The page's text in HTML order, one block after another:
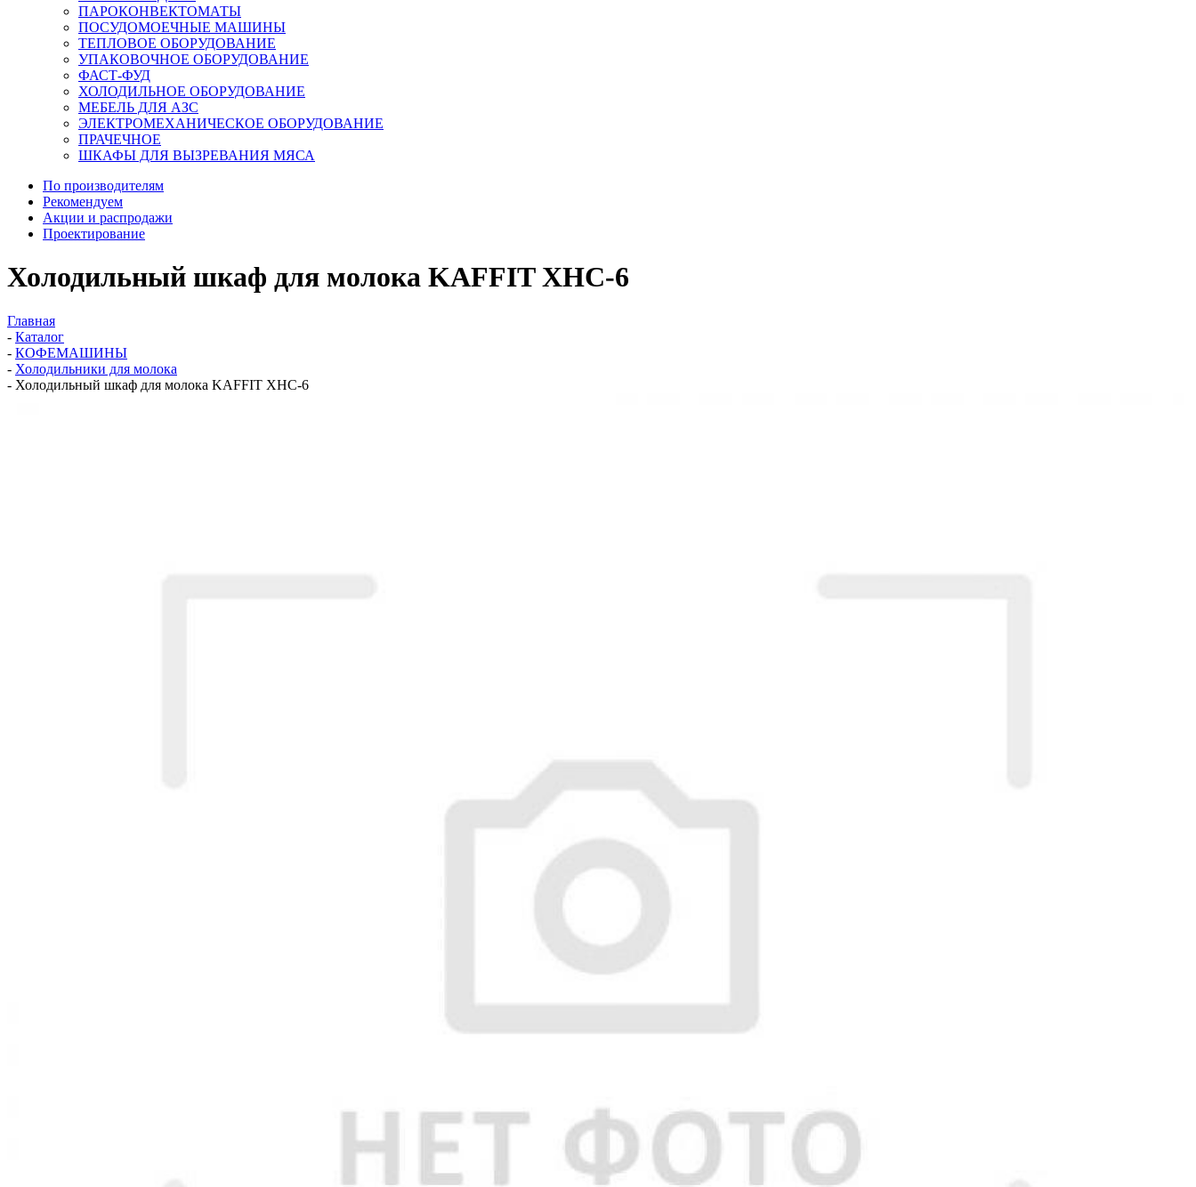
ПАРОКОНВЕКТОМАТЫ
ПОСУДОМОЕЧНЫЕ МАШИНЫ
ТЕПЛОВОЕ ОБОРУДОВАНИЕ
УПАКОВОЧНОЕ ОБОРУДОВАНИЕ
ФАСТ-ФУД
ХОЛОДИЛЬНОЕ ОБОРУДОВАНИЕ
МЕБЕЛЬ ДЛЯ АЗС
ЭЛЕКТРОМЕХАНИЧЕСКОЕ ОБОРУДОВАНИЕ
ПРАЧЕЧНОЕ
ШКАФЫ ДЛЯ ВЫЗРЕВАНИЯ МЯСА
По производителям
Рекомендуем
Акции и распродажи
Проектирование
Холодильный шкаф для молока KAFFIT XHC-6
Главная
- Каталог
- КОФЕМАШИНЫ
- Холодильники для молока
- Холодильный шкаф для молока KAFFIT XHC-6